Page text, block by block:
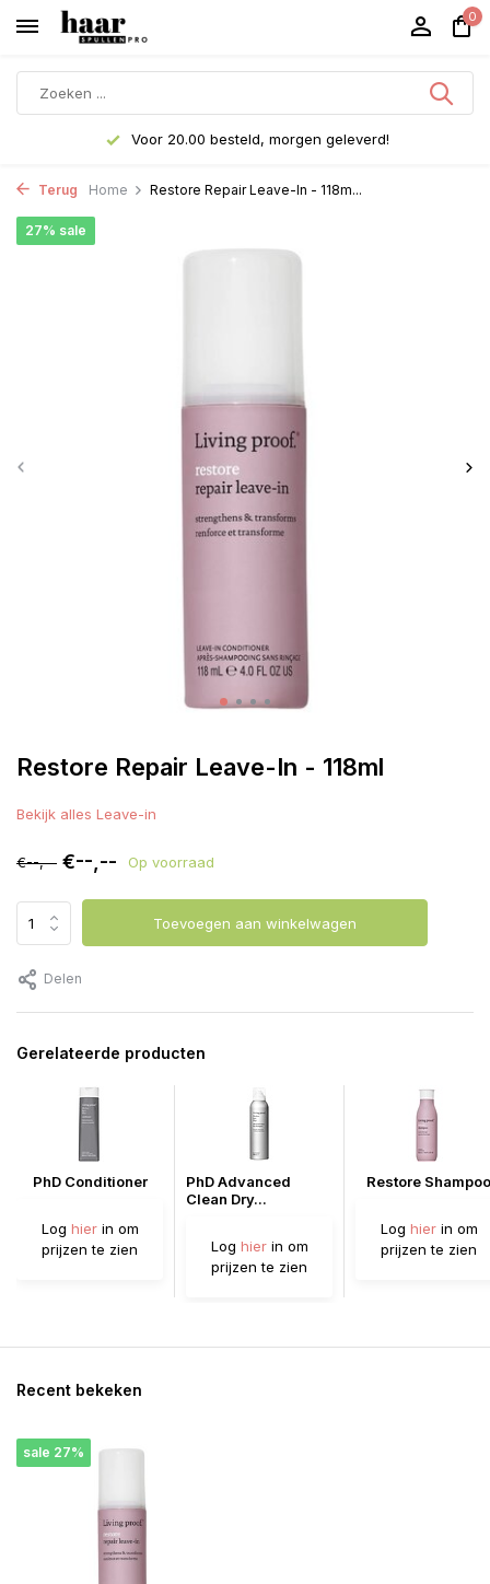
0
Voor 20.00 besteld, morgen geleverd!
Terug Home Restore Repair Leave-In - 118m...
Restore Repair Leave-In - 118ml
27% sale
Bekijk alles Leave-in
€--,-- €--,-- Op voorraad
Toevoegen aan winkelwagen
Delen
Gerelateerde producten
PhD Conditioner
Log hierin om
prijzen te zien
PhD Advanced
Clean Dry...
Log hierin om
prijzen te zien
Restore Shampoo
Log hierin om
prijzen te zien
Recent bekeken
sale 27%